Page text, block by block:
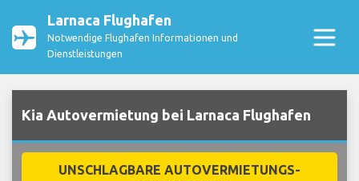
Larnaca Flughafen
Notwendige Flughafen Informationen und
Dienstleistungen
Kia Autovermietung bei Larnaca Flughafen
UNSCHLAGBARE AUTOVERMIETUNGS-